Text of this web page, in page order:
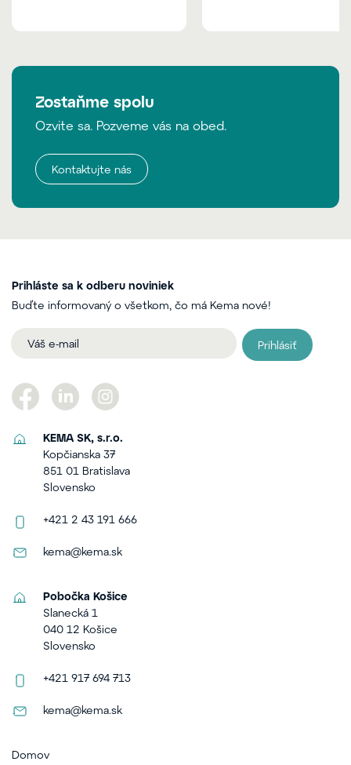
Zostaňme spolu
Ozvite sa. Pozveme vás na obed.
Kontaktujte nás
Prihláste sa k odberu noviniek
Buďte informovaný o všetkom, čo má Kema nové!
Prihlásiť
KEMA SK, s.r.o.
Kopčianska 37
851 01 Bratislava
Slovensko
+421 2 43 191 666
kema@kema.sk
Pobočka Košice
Slanecká 1
040 12 Košice
Slovensko
+421 917 694 713
kema@kema.sk
Domov